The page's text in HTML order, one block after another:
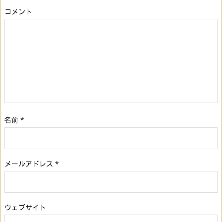
コメント
名前 *
メールアドレス *
ウェブサイト